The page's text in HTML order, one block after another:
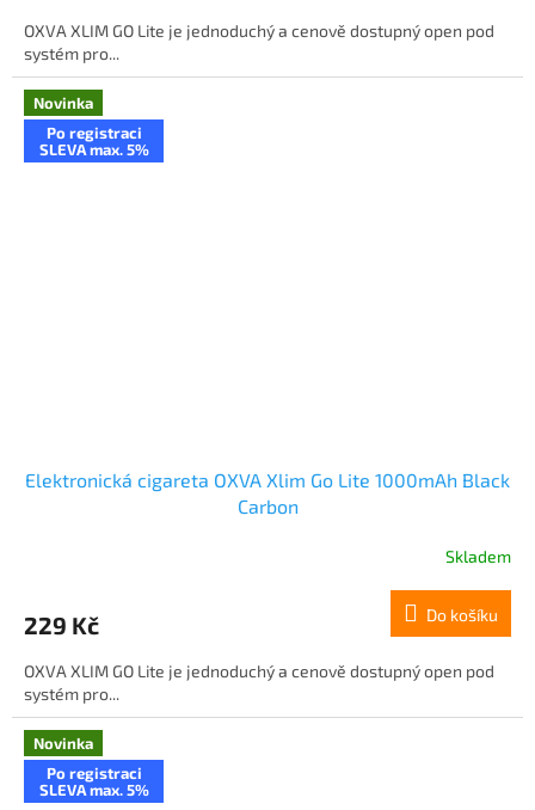
OXVA XLIM GO Lite je jednoduchý a cenově dostupný open pod
systém pro...
Novinka
Po registraci
SLEVA max. 5%
Elektronická cigareta OXVA Xlim Go Lite 1000mAh Black
Carbon
Skladem
229 Kč Do košíku
OXVA XLIM GO Lite je jednoduchý a cenově dostupný open pod
systém pro...
Novinka
Po registraci
SLEVA max. 5%